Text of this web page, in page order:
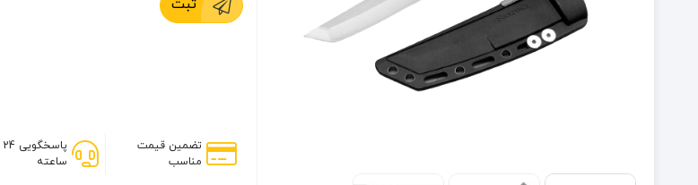
ثبت
تضمین قیمت
مناسب
پاسخگویی 24
ساعته